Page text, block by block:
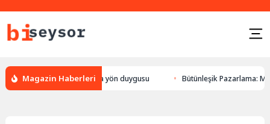
Magazin Haberleri
hayvanlarda yön duygusu Bütünleşik Pazarlama: Markalarla